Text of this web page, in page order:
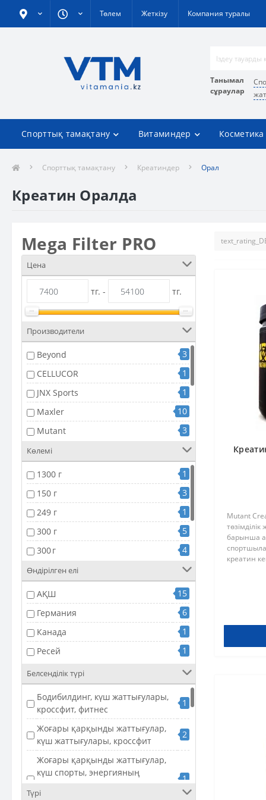
Төлем Жеткізу Компания туралы
Танымал
сұраулар
Спорттық тамақтану Витаминдер Косметика
Спорттық тамақтану Креатиндер Орал
Креатин Оралда
Mega Filter PRO
Цена
тг. - тг.
Производители
Beyond
3
CELLUCOR
1
JNX Sports
1
Maxler
10
Mutant
3
Now
1
NUTREX
1
Optimum Nutrition
4
Rule 1
5
Sponser
1
Ultimate Nutrition
2
Көлемі
1300 г
1
150 г
3
249 г
1
300 г
5
300 г
4
375 г
1
500 г
1
600 г
1
Өндірілген елі
АҚШ
15
Германия
6
Канада
1
Ресей
1
Белсенділік түрі
Бодибилдинг, күш жаттығулары,
кроссфит, фитнес
1
Жоғары қарқынды жаттығулар,
күш жаттығулары, кроссфит
2
Жоғары қарқынды жаттығулар,
күш спорты, энергияның
назар аударатын спринттер
1
Түрі
Mutant
барынша
креатин
бірегей